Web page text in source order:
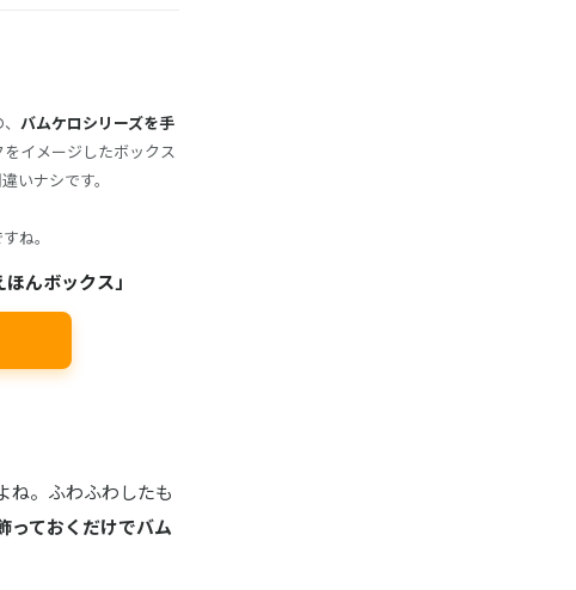
バムケロシリーズを手
イメージしたボックス
いナシです。
ね。
んボックス」
ね。ふわふわしたも
っておくだけでバム